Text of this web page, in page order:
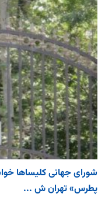
شورای جهانی کلیساها
پطرس» تهران ش ...